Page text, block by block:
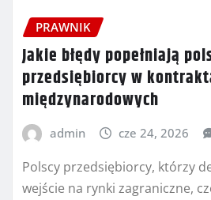
PRAWNIK
Jakie błędy popełniają
przedsiębiorcy w
międzynarodowych
admin cze 24, 2026
Polscy przedsiębiorcy, którzy
wejście na rynki zagraniczne,